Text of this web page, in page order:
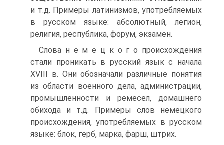
и т.д. Примеры латинизмов, употребляемых
в русском языке: абсолютный, легион,
религия, республика, форум, экзамен.
Слова н е м е ц к о г о происхождения
стали проникать в русский язык с начала
XVIII в. Они обозначали различные понятия
из области во­енного дела, администрации,
промышленности и ремесел, домашнего
оби­хода и т.д. Примеры слов немецкого
происхождения, употребляемых в русском
языке: блок, герб, марка, фарш, штрих.